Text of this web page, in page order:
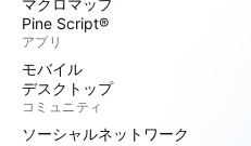
マクロマップ
Pine Script®
アプリ
モバイル
デスクトップ
コミュニティ
ソーシャルネットワーク